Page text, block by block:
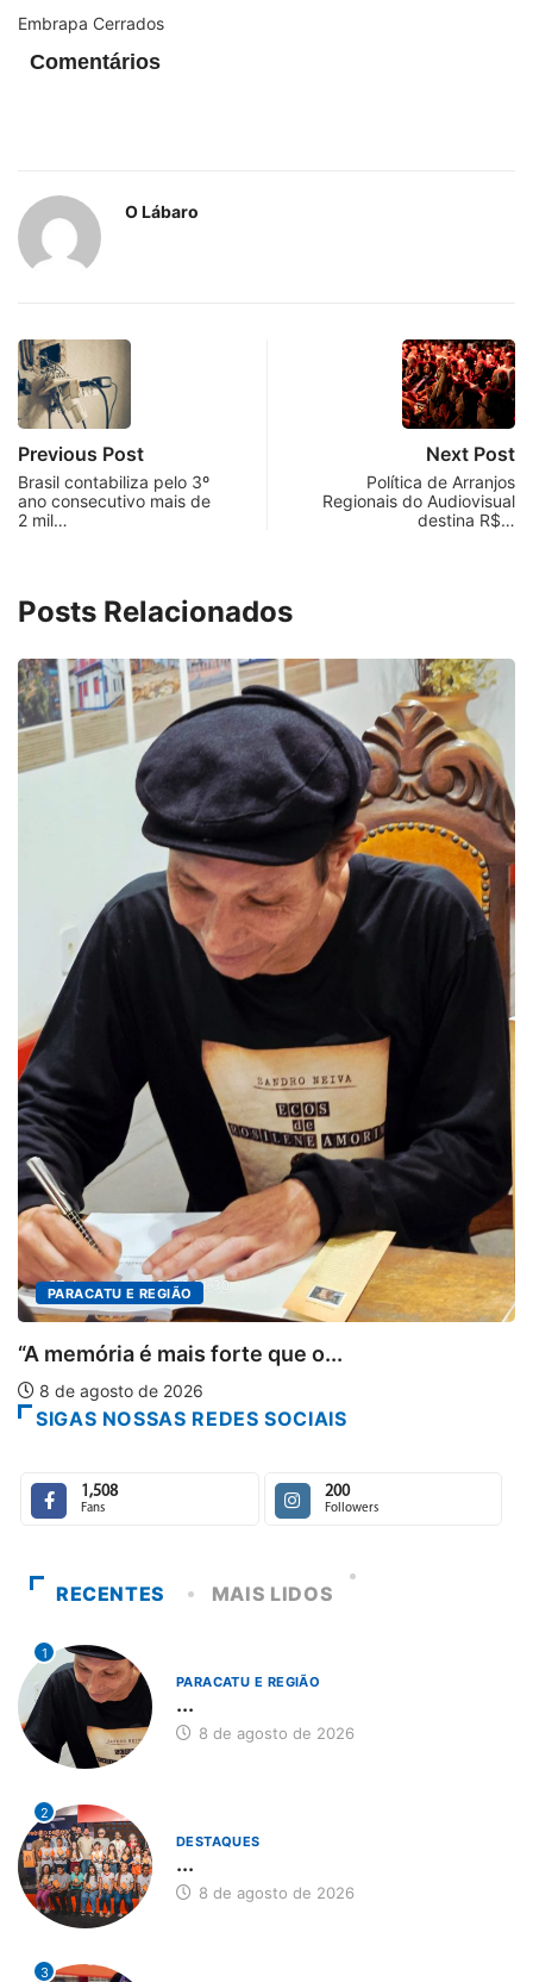
Embrapa Cerrados
Comentários
O Lábaro
Previous Post
Brasil contabiliza pelo 3º
ano consecutivo mais de
2 mil…
Next Post
Política de Arranjos
Regionais do Audiovisual
destina R$…
Posts Relacionados
PARACATU E REGIÃO
“A memória é mais forte que o...
8 de agosto de 2026
SIGAS NOSSAS REDES SOCIAIS
1,508
Fans
200
Followers
RECENTES MAIS LIDOS
1
PARACATU E REGIÃO
...
8 de agosto de 2026
2
DESTAQUES
...
8 de agosto de 2026
3